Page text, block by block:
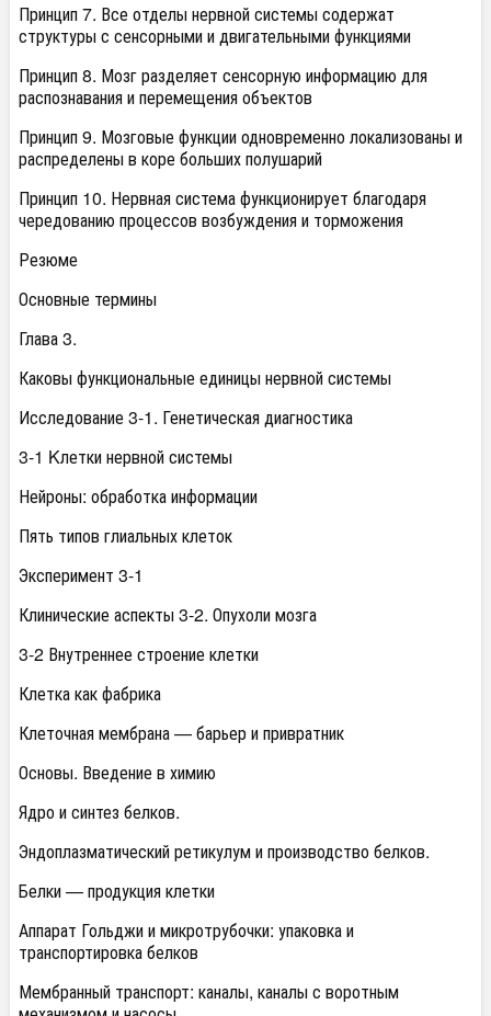
Принцип 7. Все отделы нервной системы содержат
структуры с сенсорными и двигательными функциями
Принцип 8. Мозг разделяет сенсорную информацию для
распознавания и перемещения объектов
Принцип 9. Мозговые функции одновременно локализованы и
распределены в коре больших полушарий
Принцип 10. Нервная система функционирует благодаря
чередованию процессов возбуждения и торможения
Резюме
Основные термины
Глава 3.
Каковы функциональные единицы нервной системы
Исследование 3-1. Генетическая диагностика
3-1 Kлетки нервной системы
Нейроны: обработка информации
Пять типов глиальных клеток
Эксперимент 3-1
Клинические аспекты 3-2. Опухоли мозга
3-2 Внутреннее строение клетки
Клетка как фабрика
Клеточная мембрана — барьер и привратник
Основы. Введение в химию
Ядро и синтез белков.
Эндоплазматический ретикулум и производство белков.
Белки — продукция клетки
Аппарат Гольджи и микротрубочки: упаковка и
транспортировка белков
Мембранный транспорт: каналы, каналы с воротным